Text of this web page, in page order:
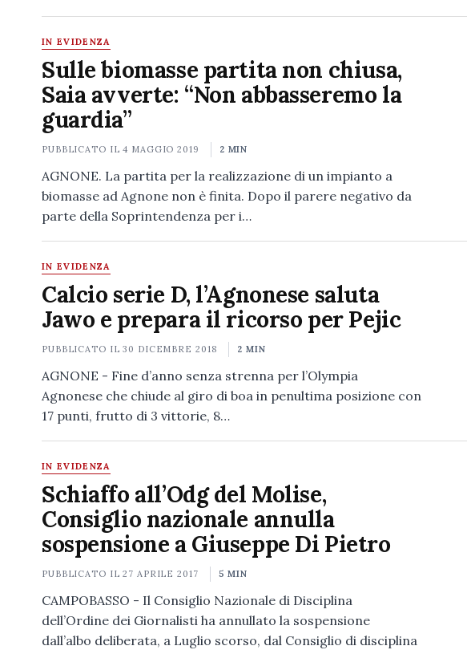
IN EVIDENZA
Sulle biomasse partita non chiusa,
Saia avverte: “Non abbasseremo la
guardia”
PUBBLICATO IL4 MAGGIO 2019 2 MIN
AGNONE. La partita per la realizzazione di un impianto a
biomasse ad Agnone non è finita. Dopo il parere negativo da
parte della Soprintendenza per i…
IN EVIDENZA
Calcio serie D, l’Agnonese saluta
Jawo e prepara il ricorso per Pejic
PUBBLICATO IL30 DICEMBRE 2018 2 MIN
AGNONE - Fine d’anno senza strenna per l’Olympia
Agnonese che chiude al giro di boa in penultima posizione con
17 punti, frutto di 3 vittorie, 8…
IN EVIDENZA
Schiaffo all’Odg del Molise,
Consiglio nazionale annulla
sospensione a Giuseppe Di Pietro
PUBBLICATO IL27 APRILE 2017 5 MIN
CAMPOBASSO - Il Consiglio Nazionale di Disciplina
dell’Ordine dei Giornalisti ha annullato la sospensione
dall’albo deliberata, a Luglio scorso, dal Consiglio di disciplina